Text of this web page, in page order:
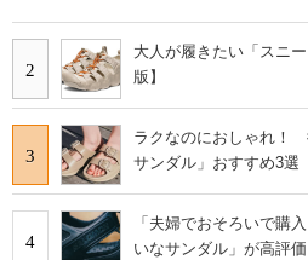
2
大人が履きたい「スニ
版】
3
ラクなのにおしゃれ！
サンダル」おすすめ3選
4
「夫婦でおそろいで購
いなサンダル」が高評